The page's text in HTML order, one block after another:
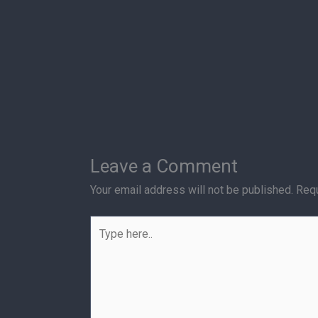
Leave a Comment
Your email address will not be published.
here..